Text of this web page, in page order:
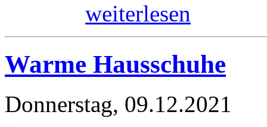
weiterlesen
Warme Hausschuhe
Donnerstag, 09.12.2021